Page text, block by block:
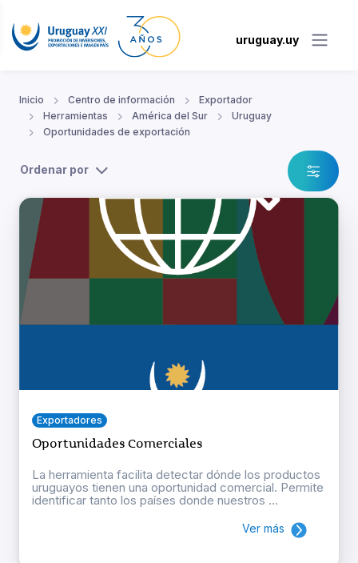
uruguay.uy
Inicio Centro de información
Exportador
Herramientas
América del Sur
Uruguay
Oportunidades de exportación
Ordenar por
Exportadores
Oportunidades Comerciales
La herramienta facilita detectar dónde los productos
uruguayos tienen una oportunidad comercial. Permite
identificar tanto los países donde nuestros ...
Ver más